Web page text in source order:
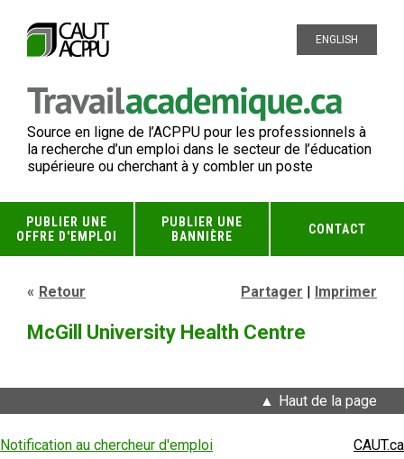
ENGLISH
Source en ligne de l’ACPPU pour les professionnels à
la recherche d’un emploi dans le secteur de l’éducation
supérieure ou cherchant à y combler un poste
PUBLIER UNE
OFFRE D'EMPLOI
PUBLIER UNE
BANNIÈRE
CONTACT
Retour Partager | Imprimer
McGill University Health Centre
Haut de la page
Notification au chercheur d'emploi
CAUT.ca